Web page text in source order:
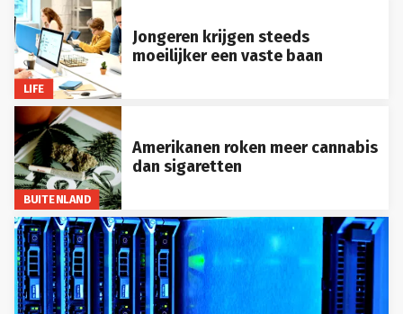
LIFE
Jongeren krijgen steeds
moeilijker een vaste baan
BUITENLAND
Amerikanen roken meer cannabis
dan sigaretten